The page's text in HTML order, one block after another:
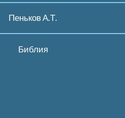
Пеньков А.Т.
Библия